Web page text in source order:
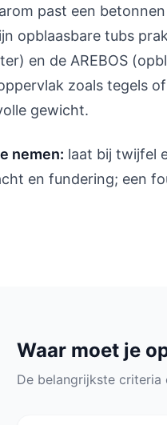
past een
opblaasbare tubs
en de AREBOS
zoals tegels
gewicht.
nemen: laat bij twijfel
en fundering; een
Waar moet je
De belangrijkste criteria